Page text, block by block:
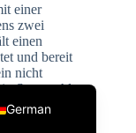
einer
zwei
einen
und bereit
nicht
Stromschlag
German
English
Portuguese
French